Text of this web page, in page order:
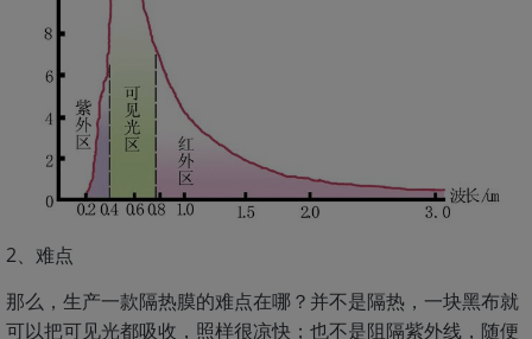
2、难点
那么，生产一款隔热膜的难点在哪？并不是隔热，一块黑布就
可以把可见光都吸收，照样很凉快；也不是阻隔紫外线，随便